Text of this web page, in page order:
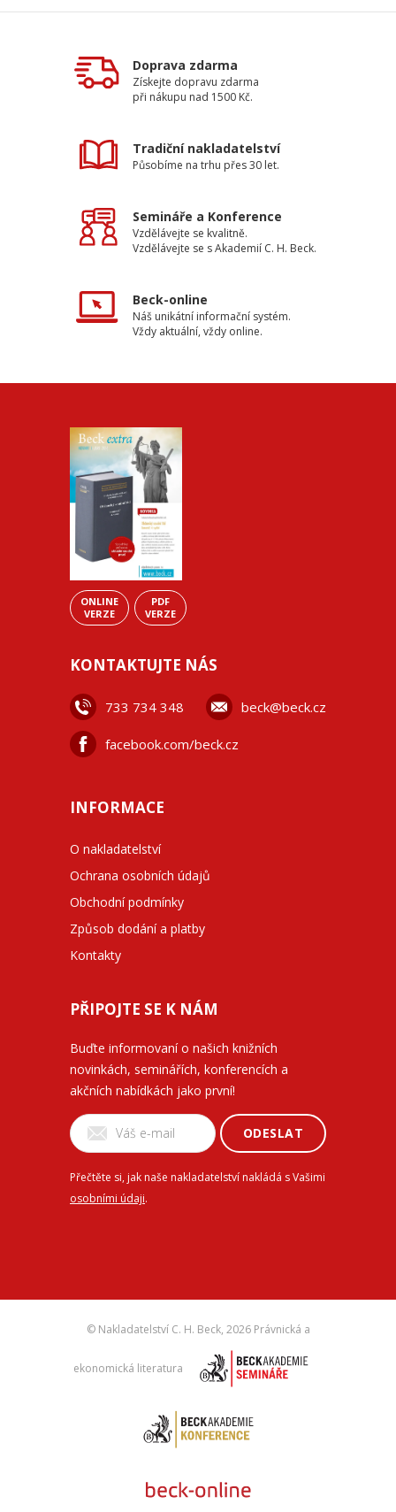
Doprava zdarma
Získejte dopravu zdarma
při nákupu nad 1500 Kč.
Tradiční nakladatelství
Působíme na trhu přes 30 let.
Semináře a Konference
Vzdělávejte se kvalitně.
Vzdělávejte se s Akademií C. H. Beck.
Beck-online
Náš unikátní informační systém.
Vždy aktuální, vždy online.
ONLINE
VERZE
PDF
VERZE
KONTAKTUJTE NÁS
733 734 348 beck@beck.cz
facebook.com/beck.cz
INFORMACE
O nakladatelství
Ochrana osobních údajů
Obchodní podmínky
Způsob dodání a platby
Kontakty
PŘIPOJTE SE K NÁM
Buďte informovaní o našich knižních
novinkách, seminářích, konferencích a
akčních nabídkách jako první!
ODESLAT
Přečtěte si, jak naše nakladatelství nakládá s Vašimi
osobními údaji.
© Nakladatelství C. H. Beck, 2026 Právnická a
ekonomická literatura